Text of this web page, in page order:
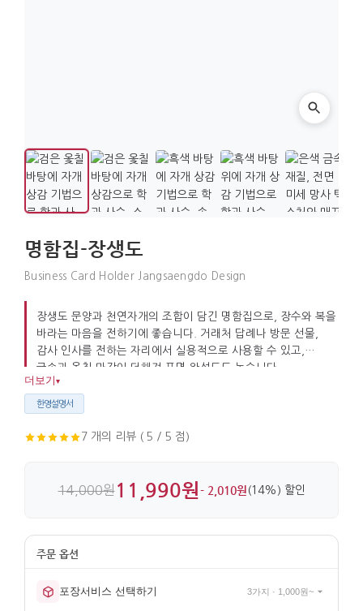
명함집-장생도
Business Card Holder Jangsaengdo Design
장생도 문양과 천연자개의 조합이 담긴 명함집으로, 장수와 복을
바라는 마음을 전하기에 좋습니다. 거래처 답례나 방문 선물,
감사 인사를 전하는 자리에서 실용적으로 사용할 수 있고,
금속과 옻칠 마감이 더해져 표면 완성도도 높습니다.
더보기 ▾
한영설명서
7 개의 리뷰 ( 5 / 5 점)
14,000원11,990원- 2,010원 (14%) 할인
포장서비스 선택하기 3가지 · 1,000원~